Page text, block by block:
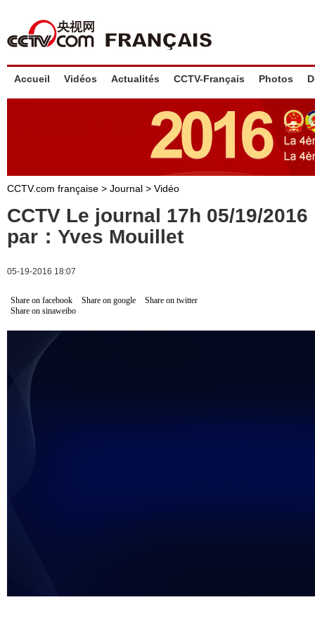
Accueil Vidéos Actualités CCTV-Français Photos
CCTV.com française > Journal > Vidéo
CCTV Le journal 17h 05/19/
par：Yves Mouillet
05-19-2016 18:07
Share on facebook Share on google
Share on twitter
Share on sinaweibo